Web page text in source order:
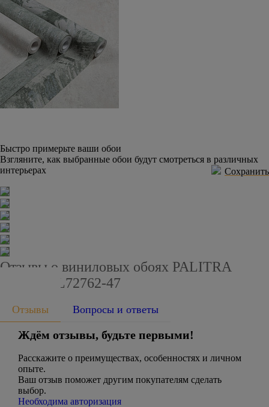
Быстро примерьте ваши обои
Взгляните, как выбранные обои будут смотреться в различных
интерьерах
Сохранить
Отзывы о виниловых обоях PALITRA
STYLE SL72762-47
Отзывы Вопросы и ответы
Ждём отзывы, будьте первыми!
Расскажите о преимуществах, особенностях и личном
опыте.
Ваш отзыв поможет другим покупателям сделать
выбор.
Необходима авторизация